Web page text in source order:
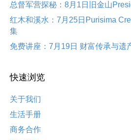
总督军营探秘：8月1日旧金山
红木和溪水：7月25日Purisima
集
免费讲座：7月19日 财富传承与遗
快速浏览
关于我们
生活手册
商务合作